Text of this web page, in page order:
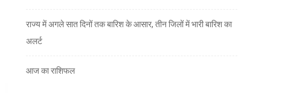
राज्य में अगले सात दिनों तक बारिश के आसार, तीन जिलों में भारी बारिश का
अलर्ट
आज का राशिफल